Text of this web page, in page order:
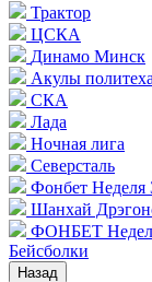
Трактор
ЦСКА
Динамо Минск
Акулы политеха
СКА
Лада
Ночная лига
Северсталь
Фонбет Неделя
Шанхай
ФОНБЕТ Неделя
Бейсболки
Назад